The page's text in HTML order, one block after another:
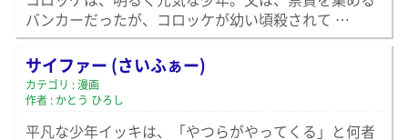
バンカーだったが、コロッケが幼い頃殺されて …
サイファー (さいふぁー)
カテゴリ : 漫画
作者 : かとう ひろし
平凡な少年イッキは、「やつらがやってくる」と何者